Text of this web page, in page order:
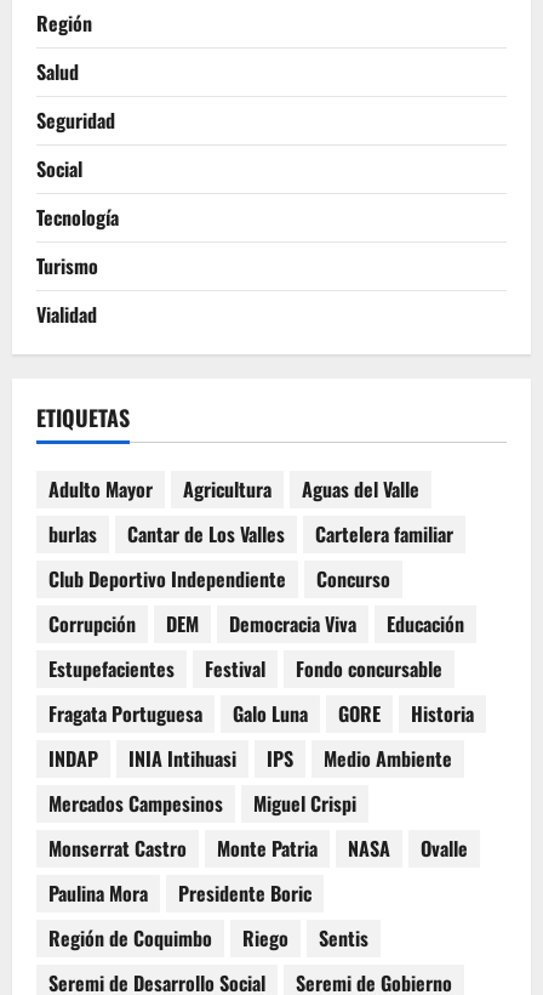
Región
Salud
Seguridad
Social
Tecnología
Turismo
Vialidad
ETIQUETAS
Adulto Mayor Agricultura
Aguas del Valle
burlas
Cantar de Los Valles
Cartelera familiar
Club Deportivo Independiente
Concurso
Corrupción
DEM Democracia Viva
Educación
Estupefacientes
Festival
Fondo concursable
Fragata Portuguesa
Galo Luna GORE
Historia
INDAP
INIA Intihuasi IPS
Medio Ambiente
Mercados Campesinos
Miguel Crispi
Monserrat Castro
Monte Patria NASA
Ovalle
Paulina Mora
Presidente Boric
Región de Coquimbo
Riego
Sentis
Seremi de Desarrollo Social
Seremi de Gobierno